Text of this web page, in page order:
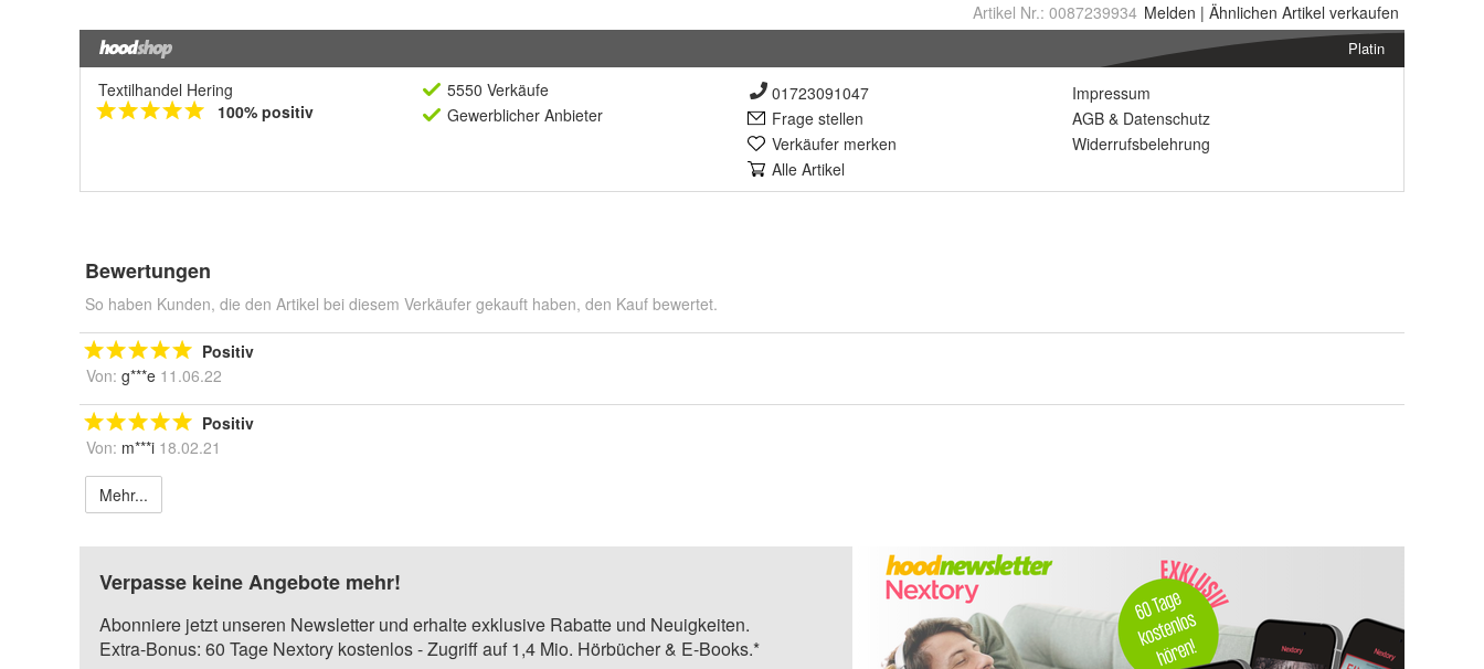
Artikel Nr.: 0087239934 Melden | Ähnlichen Artikel verkaufen
Platin
Textilhandel Hering
100% positiv
5550 Verkäufe
Gewerblicher Anbieter
01723091047
Frage stellen
Verkäufer merken
Alle Artikel
Impressum
AGB & Datenschutz
Widerrufsbelehrung
Bewertungen
So haben Kunden, die den Artikel bei diesem Verkäufer gekauft haben, den Kauf bewertet.
Positiv
Von: g***e 11.06.22
Positiv
Von: m***i 18.02.21
Mehr...
Verpasse keine Angebote mehr!
Abonniere jetzt unseren Newsletter und erhalte exklusive Rabatte und Neuigkeiten.
Extra-Bonus: 60 Tage Nextory kostenlos - Zugriff auf 1,4 Mio. Hörbücher & E-Books.*